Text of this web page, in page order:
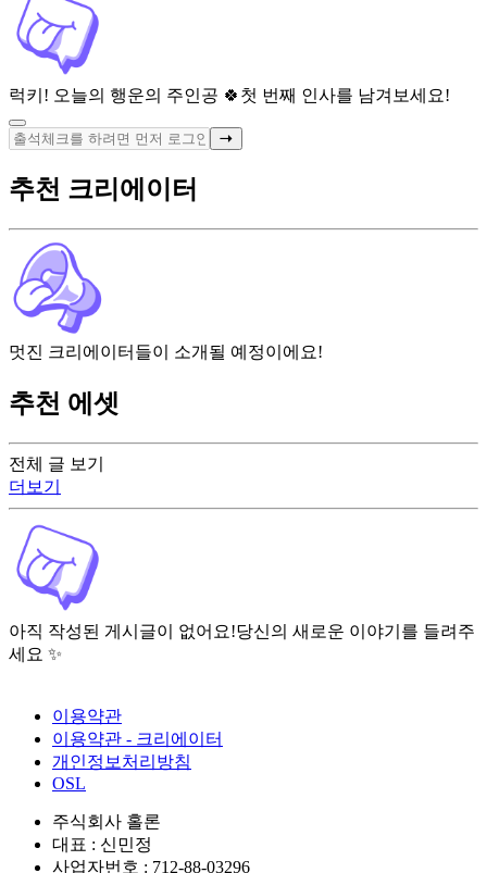
럭키! 오늘의 행운의 주인공 🍀 첫 번째 인사를 남겨보세요!
전체 글 보기
더보기
아직 작성된 게시글이 없어요!당신의 새로운 이야기를 들려주
세요 ✨
추천 크리에이터
멋진 크리에이터들이 소개될 예정이에요!
추천 에셋
이용약관
이용약관 - 크리에이터
개인정보처리방침
OSL
주식회사 홀론
대표 : 신민정
사업자번호 : 712-88-03296